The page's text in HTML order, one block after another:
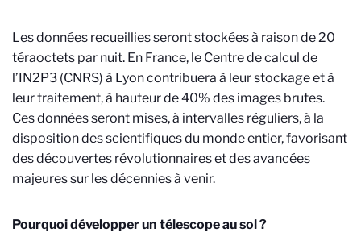
Les données recueillies seront stockées à raison de 20
téraoctets par nuit. En France, le Centre de calcul de
l’IN2P3 (CNRS) à Lyon contribuera à leur stockage et à
leur traitement, à hauteur de 40% des images brutes.
Ces données seront mises, à intervalles réguliers, à la
disposition des scientifiques du monde entier, favorisant
des découvertes révolutionnaires et des avancées
majeures sur les décennies à venir.
Pourquoi développer un télescope au sol ?